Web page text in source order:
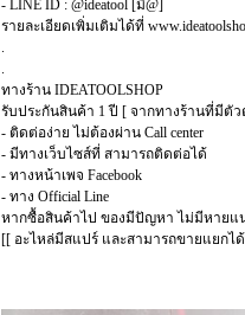
- LINE ID : @ideatool [มี@]
รายละเอียดเพิ่มเติมได้ที่
ทางร้าน IDEATOOLSHOP
รับประกันสินค้า 1 ปี [ จากทางร้านที่มีตั
- ติดต่อง่าย ไม่ต้องผ่าน Call center
- มีทางเว็บไซส์ที่ สามารถติดต่อได้
- ทางหน้าเพจ Facebook
- ทาง Official Line
หากซื้อสินค้าไป ของมีปัญหา ไม่มีหายแ
[[ อะไหล่มีสแปร์ และสามารถขายแยกไ